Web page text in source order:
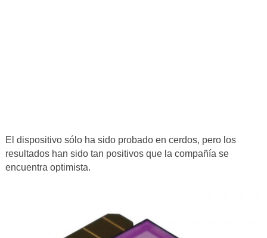
El dispositivo sólo ha sido probado en cerdos, pero los
resultados han sido tan positivos que la compañía se
encuentra optimista.